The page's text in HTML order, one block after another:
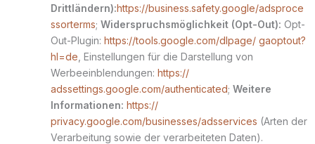
Drittländern):https://business.safety.google/adsproce
ssorterms; Widerspruchsmöglichkeit (Opt-Out): Opt-
Out-Plugin: https://tools.google.com/dlpage/ gaoptout?
hl=de , Einstellungen für die Darstellung von
Werbeeinblendungen: https://
adssettings.google.com/authenticated; Weitere
Informationen: https://
privacy.google.com/businesses/adsservices (Arten der
Verarbeitung sowie der verarbeiteten Daten).